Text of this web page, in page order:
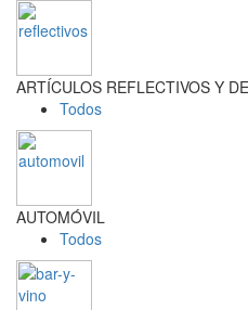
ARTÍCULOS REFLECTIVOS Y
Todos
AUTOMÓVIL
Todos